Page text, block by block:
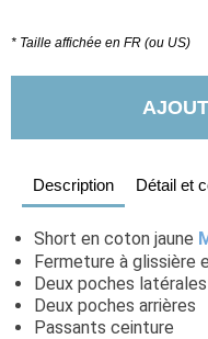
* Taille affichée en FR (ou US)
Description Détail et
Short en coton jaune
Fermeture à glissière
Deux poches latérales
Deux poches arrières
Passants ceinture